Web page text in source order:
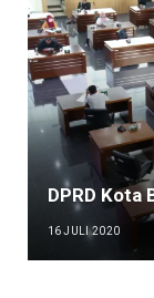
DPRD Kota
16 JULI 2020